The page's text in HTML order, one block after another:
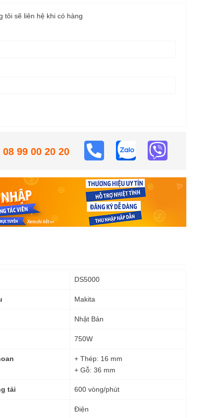
tôi sẽ liên hệ khi có hàng
08 99 00 20 20
DS5000
Makita
Nhật Bản
750W
+ Thép: 16 mm
+ Gỗ: 36 mm
tải 600 vòng/phút
Điện